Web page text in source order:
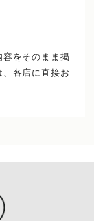
をそのまま掲
各店に直接お